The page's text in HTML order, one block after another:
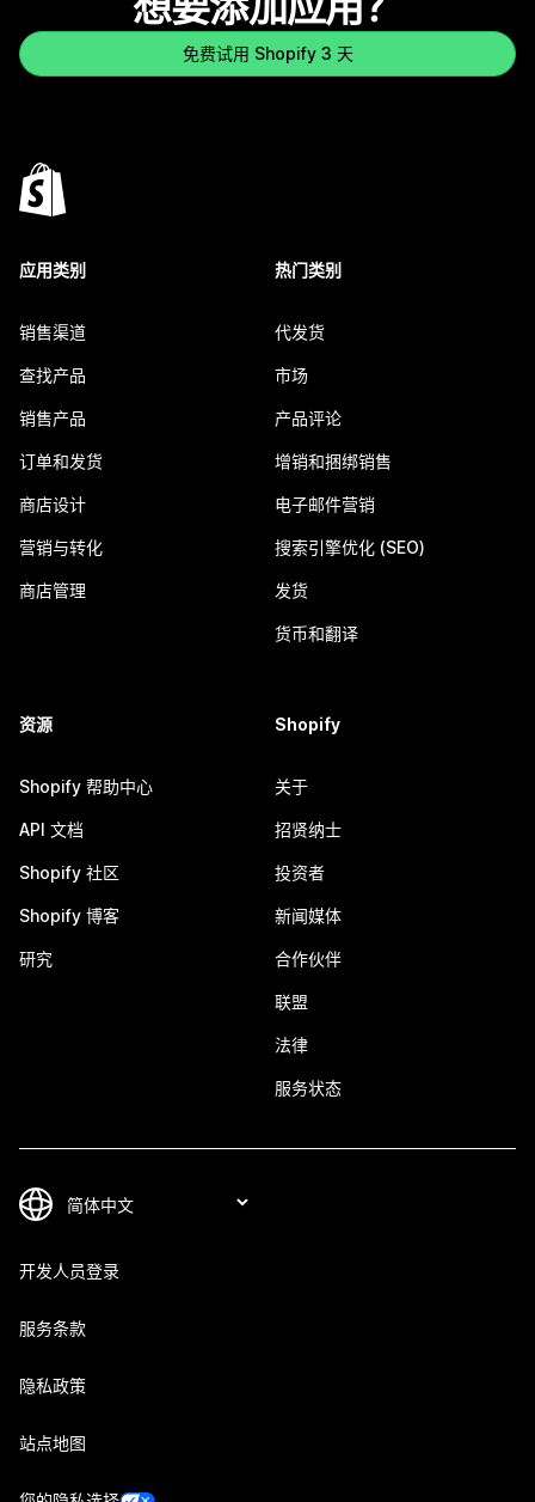
免费试用 Shopify 3 天
应用类别
销售渠道
查找产品
销售产品
订单和发货
商店设计
营销与转化
商店管理
热门类别
代发货
市场
产品评论
增销和捆绑销售
电子邮件营销
搜索引擎优化 (SEO)
发货
货币和翻译
资源
Shopify 帮助中心
API 文档
Shopify 社区
Shopify 博客
研究
Shopify
关于
招贤纳士
投资者
新闻媒体
合作伙伴
联盟
法律
服务状态
开发人员登录
服务条款
隐私政策
站点地图